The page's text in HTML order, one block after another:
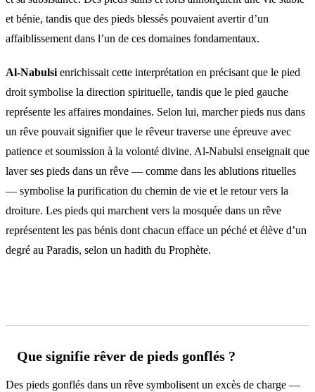
et bénie, tandis que des pieds blessés pouvaient avertir d’un
affaiblissement dans l’un de ces domaines fondamentaux.
Al-Nabulsi enrichissait cette interprétation en précisant que le pied
droit symbolise la direction spirituelle, tandis que le pied gauche
représente les affaires mondaines. Selon lui, marcher pieds nus dans
un rêve pouvait signifier que le rêveur traverse une épreuve avec
patience et soumission à la volonté divine. Al-Nabulsi enseignait que
laver ses pieds dans un rêve — comme dans les ablutions rituelles
— symbolise la purification du chemin de vie et le retour vers la
droiture. Les pieds qui marchent vers la mosquée dans un rêve
représentent les pas bénis dont chacun efface un péché et élève d’un
degré au Paradis, selon un hadith du Prophète.
Que signifie rêver de pieds gonflés ?
Des pieds gonflés dans un rêve symbolisent un excès de charge —